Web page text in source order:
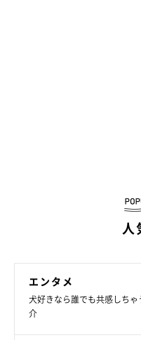
人
エンタメ
犬好きなら誰でも共感しち
介